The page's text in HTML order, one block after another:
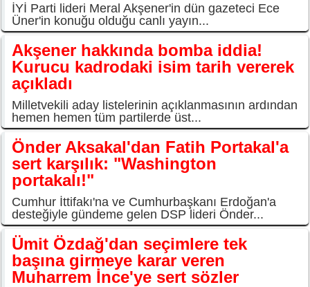
İYİ Parti lideri Meral Akşener'in dün gazeteci Ece
Üner'in konuğu olduğu canlı yayın...
Akşener hakkında bomba iddia!
Kurucu kadrodaki isim tarih vererek
açıkladı
Milletvekili aday listelerinin açıklanmasının ardından
hemen hemen tüm partilerde üst...
Önder Aksakal'dan Fatih Portakal'a
sert karşılık: "Washington
portakalı!"
Cumhur İttifakı'na ve Cumhurbaşkanı Erdoğan'a
desteğiyle gündeme gelen DSP lideri Önder...
Ümit Özdağ'dan seçimlere tek
başına girmeye karar veren
Muharrem İnce'ye sert sözler